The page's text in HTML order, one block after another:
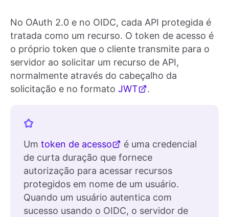
No OAuth 2.0 e no OIDC, cada API protegida é
tratada como um recurso. O token de acesso é
o próprio token que o cliente transmite para o
servidor ao solicitar um recurso de API,
normalmente através do cabeçalho da
solicitação e no formato JWT .
Um token de acesso
é uma credencial
de curta duração que fornece
autorização para acessar recursos
protegidos em nome de um usuário.
Quando um usuário autentica com
sucesso usando o OIDC, o servidor de